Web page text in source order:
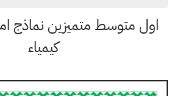
اول متوسط متميزين نماذج
كيمياء